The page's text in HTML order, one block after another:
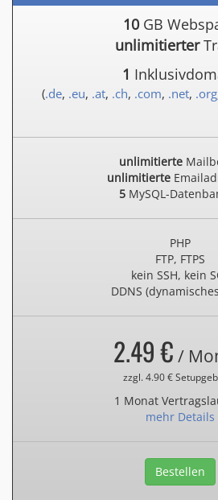
10 GB
unlimitierter
1
(.de, .eu, .at, .ch, .com, .net, .org
unlimitierte
unlimitierte
5MySQL-
PHP
FTP, FTPS
kein SSH, kein
DDNS
2.49 € /
zzgl. 4.90 €
1 Monat
mehr Details
Bestellen